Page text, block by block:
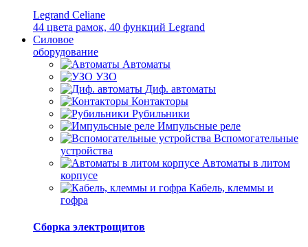
Legrand Celiane
44 цвета рамок, 40 функций Legrand
Силовое
оборудование
Автоматы
УЗО
Диф. автоматы
Контакторы
Рубильники
Импульсные реле
Вспомогательные
устройства
Автоматы в литом
корпусе
Кабель, клеммы и
гофра
Сборка электрощитов